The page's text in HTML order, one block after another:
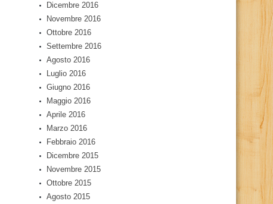
Dicembre 2016
Novembre 2016
Ottobre 2016
Settembre 2016
Agosto 2016
Luglio 2016
Giugno 2016
Maggio 2016
Aprile 2016
Marzo 2016
Febbraio 2016
Dicembre 2015
Novembre 2015
Ottobre 2015
Agosto 2015